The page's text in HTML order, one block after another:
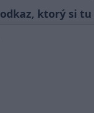
ktorý si tu